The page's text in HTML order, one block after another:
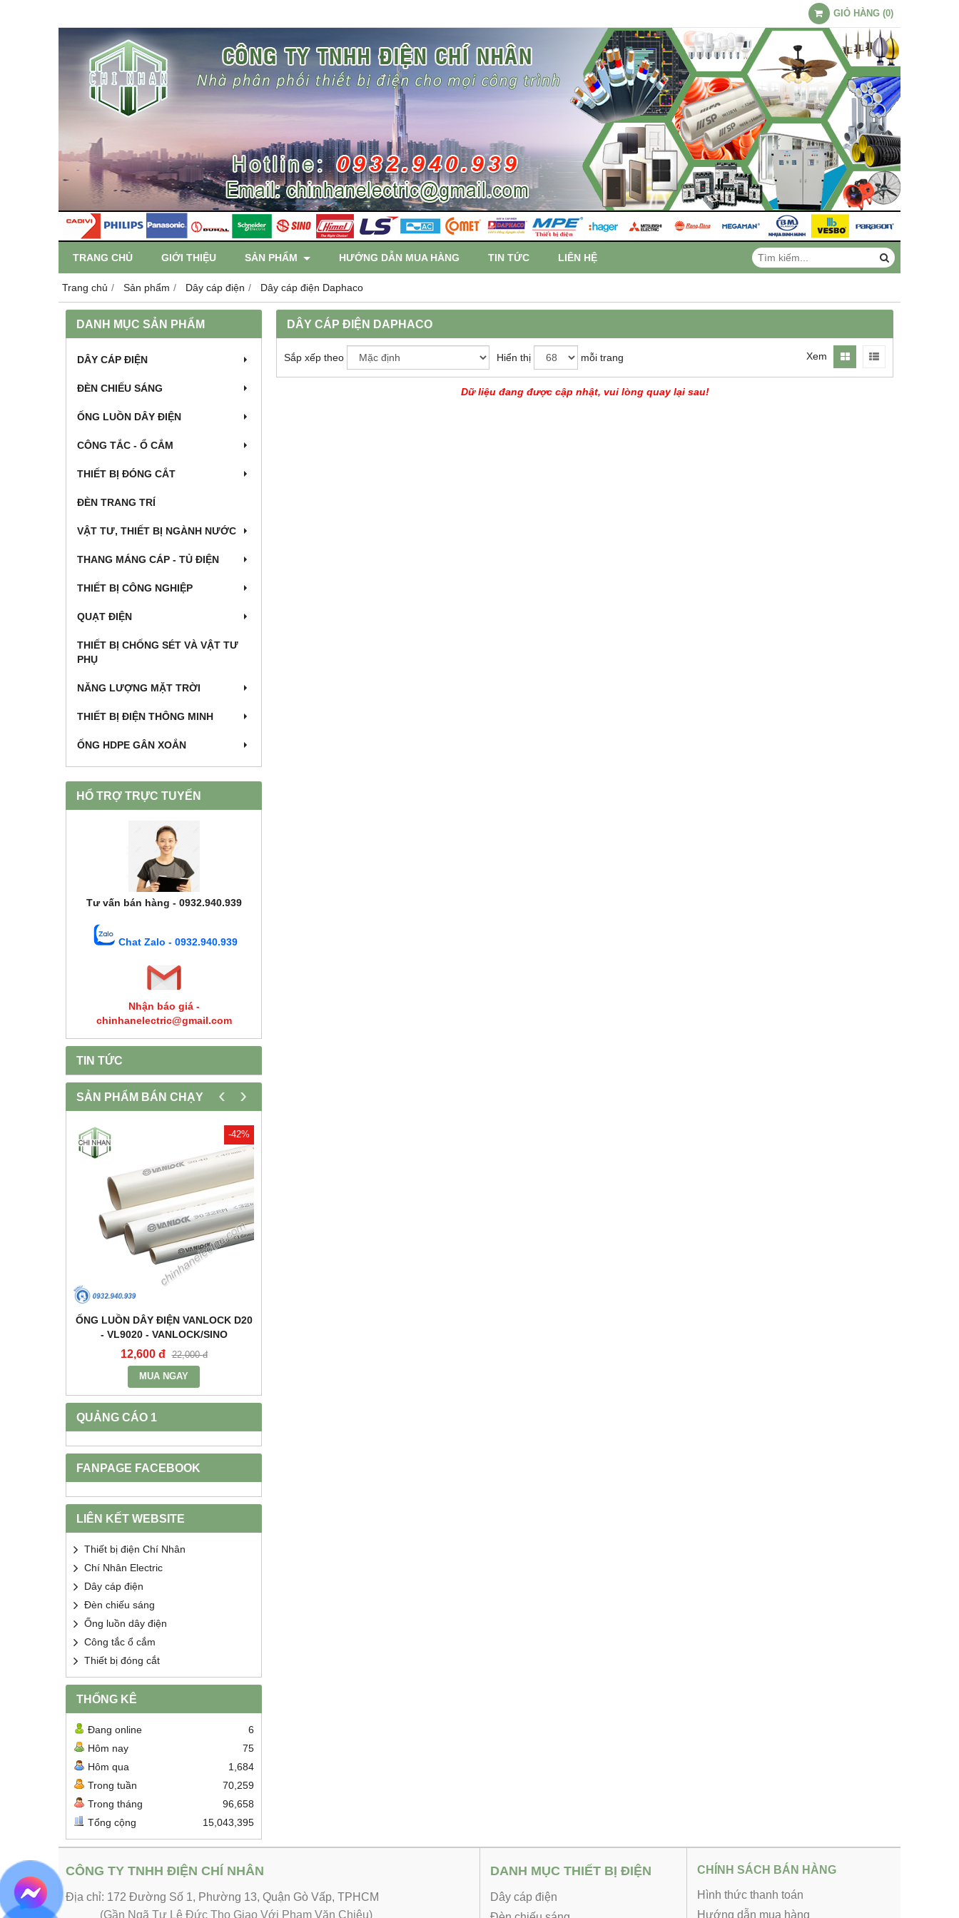
GIỎ HÀNG (0)
TRANG CHỦ GIỚI THIỆU SẢN PHẨM HƯỚNG DẪN MUA HÀNG TIN TỨC LIÊN HỆ
Trang chủ Sản phẩm Dây cáp điện Dây cáp điện Daphaco
DANH MỤC SẢN PHẨM
DÂY CÁP ĐIỆN
ĐÈN CHIẾU SÁNG
ỐNG LUỒN DÂY ĐIỆN
CÔNG TẮC - Ổ CẮM
THIẾT BỊ ĐÓNG CẮT
ĐÈN TRANG TRÍ
VẬT TƯ, THIẾT BỊ NGÀNH NƯỚC
THANG MÁNG CÁP - TỦ ĐIỆN
THIẾT BỊ CÔNG NGHIỆP
QUẠT ĐIỆN
THIẾT BỊ CHỐNG SÉT VÀ VẬT TƯ
PHỤ
NĂNG LƯỢNG MẶT TRỜI
THIẾT BỊ ĐIỆN THÔNG MINH
ỐNG HDPE GÂN XOẮN
HỔ TRỢ TRỰC TUYẾN
Tư vấn bán hàng - 0932.940.939
Chat Zalo - 0932.940.939
Nhận báo giá -
chinhanelectric@gmail.com
TIN TỨC
SẢN PHẨM BÁN CHẠY
-42%
ỐNG LUỒN DÂY ĐIỆN VANLOCK D20
- VL9020 - VANLOCK/SINO
12,600 đ 22,000 đ
MUA NGAY
‹ ›
QUẢNG CÁO 1
FANPAGE FACEBOOK
LIÊN KẾT WEBSITE
Thiết bị điện Chí Nhân
Chí Nhân Electric
Dây cáp điện
Đèn chiếu sáng
Ống luồn dây điện
Công tắc ổ cắm
Thiết bị đóng cắt
THỐNG KÊ
Đang online
6
Hôm nay
75
Hôm qua
1,684
Trong tuần
70,259
Trong tháng
96,658
Tổng cộng
15,043,395
DÂY CÁP ĐIỆN DAPHACO
Sắp xếp theo Hiển thị mỗi trang Xem
Dữ liệu đang được cập nhật, vui lòng quay lại sau!
CÔNG TY TNHH ĐIỆN CHÍ NHÂN
Địa chỉ: 172 Đường Số 1, Phường 13, Quận Gò Vấp, TPHCM
(Gần Ngã Tư Lê Đức Thọ Giao Với Phạm Văn Chiêu)
DANH MỤC THIẾT BỊ ĐIỆN
Dây cáp điện
CHÍNH SÁCH BÁN HÀNG
Hình thức thanh toán
Hướng dẫn mua hàng